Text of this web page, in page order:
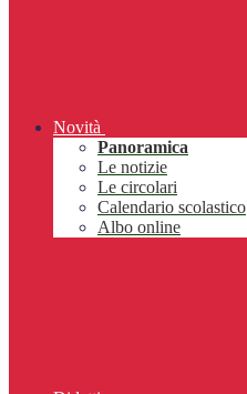
Novità
Panoramica
Le notizie
Le circolari
Calendario scolastico
Albo online